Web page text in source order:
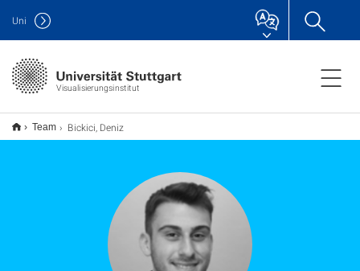
Visualisierungsinstitut
Uni
Team Bickici, Deniz